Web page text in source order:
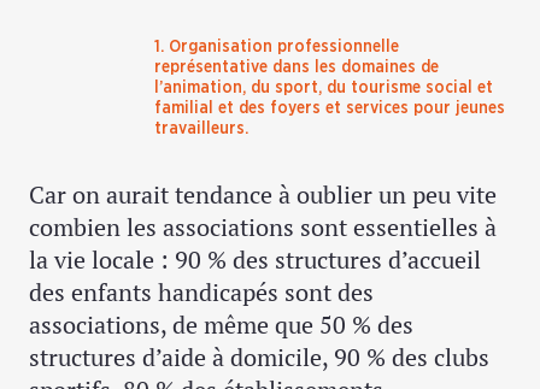
1. Organisation professionnelle
représentative dans les domaines de
l’animation, du sport, du tourisme social et
familial et des foyers et services pour jeunes
travailleurs.
Car on aurait tendance à oublier un peu vite
combien les associations sont essentielles à
la vie locale : 90 % des structures d’accueil
des enfants handicapés sont des
associations, de même que 50 % des
structures d’aide à domicile, 90 % des clubs